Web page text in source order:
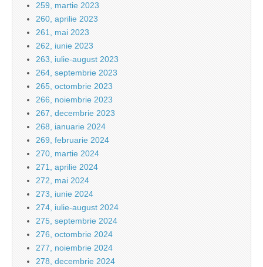
259, martie 2023
260, aprilie 2023
261, mai 2023
262, iunie 2023
263, iulie-august 2023
264, septembrie 2023
265, octombrie 2023
266, noiembrie 2023
267, decembrie 2023
268, ianuarie 2024
269, februarie 2024
270, martie 2024
271, aprilie 2024
272, mai 2024
273, iunie 2024
274, iulie-august 2024
275, septembrie 2024
276, octombrie 2024
277, noiembrie 2024
278, decembrie 2024